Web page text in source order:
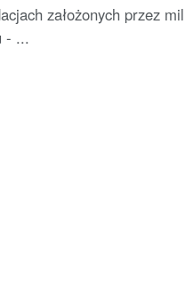
założonych przez
- ...